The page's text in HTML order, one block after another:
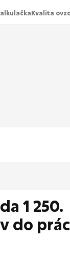
Kvalita
1 250.
do